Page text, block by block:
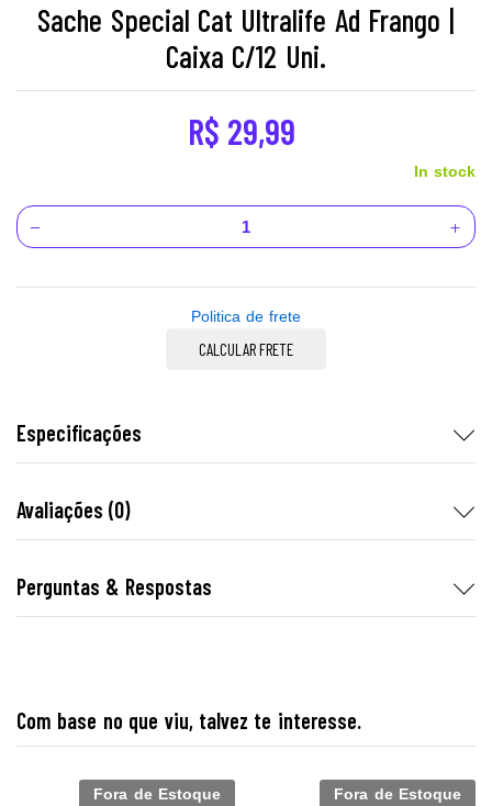
Sache Special Cat Ultralife Ad Frango |
Caixa C/12 Uni.
R$ 29,99
In stock
Politica de frete
CALCULAR FRETE
Especificações
Avaliações (0)
Perguntas & Respostas
Com base no que viu, talvez te interesse.
Fora de Estoque Fora de Estoque